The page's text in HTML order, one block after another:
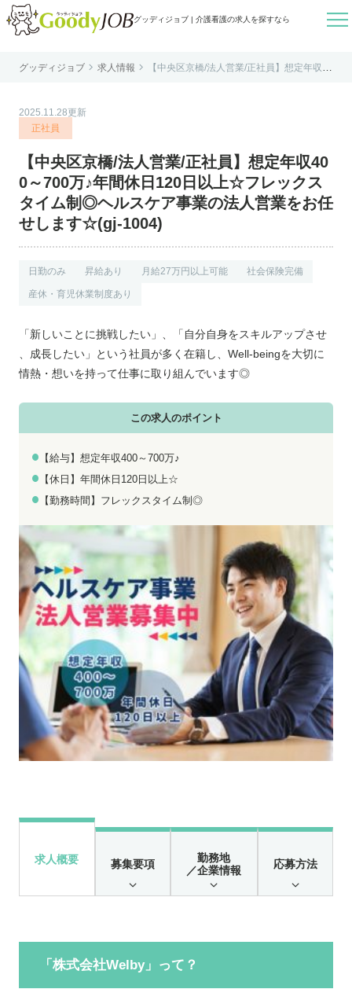
グッディジョブ | 介護看護の求人を探すなら 
はじめての方へ
個人情報保護方針
利用規約
お知らせ
お問い合わせ
お電話でのお問い合わせ
平日 9:00～18:00
0800-555-1109
メールでのお問い合わせ
24時間受付中
無料お仕事相談
グッディジョブ  求人情報 
【中央区京橋/法人営業/正社員】想定年収40
2025.11.28更新
正社員
【中央区京橋/法人営業/正社員】想定年収40
0～700万♪年間休日120日以上☆フレックス
タイム制◎ヘルスケア事業の法人営業をお任
せします☆(gj-1004)
日勤のみ 昇給あり 月給27万円以上可能 社会保険完備
産休・育児休業制度あり
「新しいことに挑戦したい」、「自分自身をスキルアップさせ
、成長したい」という社員が多く在籍し、Well-beingを大切に
情熱・想いを持って仕事に取り組んでいます◎
この求人のポイント
【給与】想定年収400～700万♪
【休日】年間休日120日以上☆
【勤務時間】フレックスタイム制◎
求人概要 募集要項
勤務地
／企業情報
応募方法
「株式会社Welby」って？